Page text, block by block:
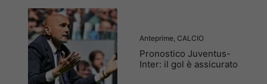
Anteprime CALCIO
Pronostico Juventus-
Inter: il gol è assicurato